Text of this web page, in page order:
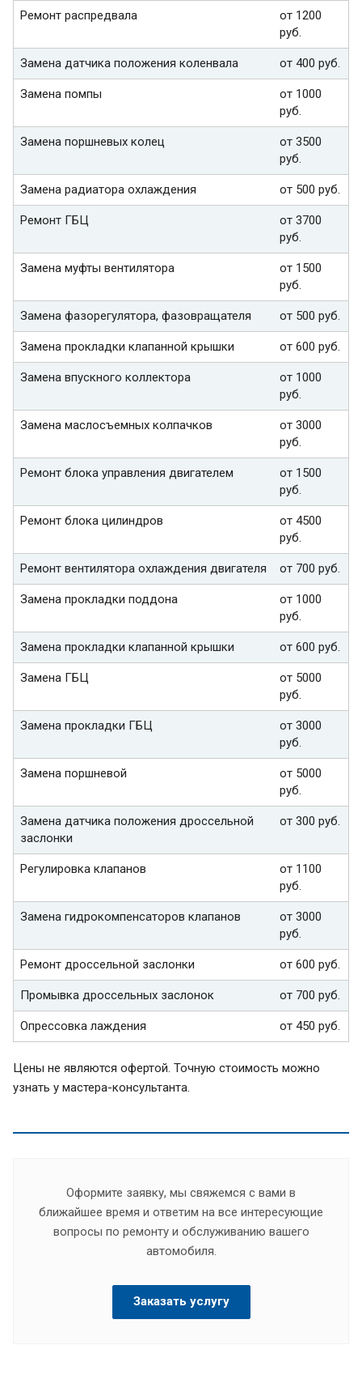
Ремонт распредвала
от 1200
руб.
Замена датчика положения коленвала от 400 руб.
Замена помпы
от 1000
руб.
Замена поршневых колец
от 3500
руб.
Замена радиатора охлаждения от 500 руб.
Ремонт ГБЦ
от 3700
руб.
Замена муфты вентилятора
от 1500
руб.
Замена фазорегулятора, фазовращателя от 500 руб.
Замена прокладки клапанной крышки от 600 руб.
Замена впускного коллектора
от 1000
руб.
Замена маслосъемных колпачков
от 3000
руб.
Ремонт блока управления двигателем
от 1500
руб.
Ремонт блока цилиндров
от 4500
руб.
Ремонт вентилятора охлаждения двигателя от 700 руб.
Замена прокладки поддона
от 1000
руб.
Замена прокладки клапанной крышки от 600 руб.
Замена ГБЦ
от 5000
руб.
Замена прокладки ГБЦ
от 3000
руб.
Замена поршневой
от 5000
руб.
Замена датчика положения дроссельной
заслонки
от 300 руб.
Регулировка клапанов
от 1100
руб.
Замена гидрокомпенсаторов клапанов
от 3000
руб.
Ремонт дроссельной заслонки от 600 руб.
Промывка дроссельных заслонок от 700 руб.
Опрессовка лаждения от 450 руб.
Цены не являются офертой. Точную стоимость можно
узнать у мастера-консультанта.
Оформите заявку, мы свяжемся с вами в
ближайшее время и ответим на все интересующие
вопросы по ремонту и обслуживанию вашего
автомобиля.
Заказать услугу